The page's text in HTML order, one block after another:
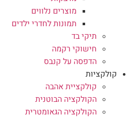
מוצרים נלווים
תמונות לחדרי ילדים
תיקי בד
חישוקי רקמה
הדפסה על קנבס
קולקציות
קולקציית אהבה
הקולקציה הבוטנית
הקולקציה הגאומטרית